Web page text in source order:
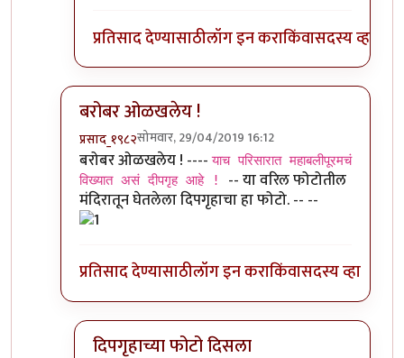
प्रतिसाद देण्यासाठीलॉग इन कराकिंवासदस्य व्हा
बरोबर ओळखलेय !
प्रसाद_१९८२सोमवार, 29/04/2019 16:12
In reply toबहुधा महाबलीपूरम (तामिळनाडू)byचौथा
बरोबर ओळखलेय ! ----याच परिसारात महाबलीपूरमचं
विख्यात असं दीपगृह आहे ! -- या वरिल फोटोतील
मंदिरातून घेतलेला दिपगृहाचा हा फोटो. -- --
प्रतिसाद देण्यासाठीलॉग इन कराकिंवासदस्य व्हा
दिपगृहाच्या फोटो दिसला